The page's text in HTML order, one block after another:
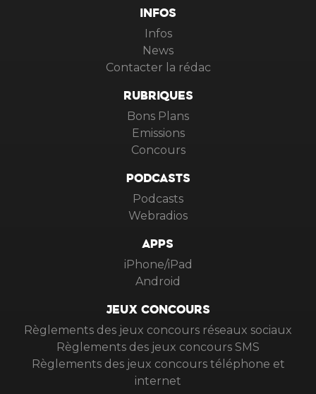
INFOS
Infos
News
Contacter la rédac
RUBRIQUES
Bons Plans
Emissions
Concours
PODCASTS
Podcasts
Webradios
APPS
iPhone/iPad
Android
JEUX CONCOURS
Règlements des jeux concours réseaux sociaux
Règlements des jeux concours SMS
Règlements des jeux concours téléphone et
internet